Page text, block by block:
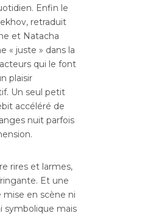
Enfin le
retraduit
et Natacha
« juste » dans la
qui le font
plaisir
Un seul petit
accéléré de
nuit parfois
rires et larmes,
Et une
mise en scène ni
symbolique mais